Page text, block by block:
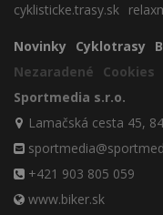
cyklisticke.trasy.sk
Novinky Cyklotrasy
Nezaradené
Cookies
Sportmedia s.r.o.
Lamačská cesta 45,
+421 903 805 059
www.biker.sk